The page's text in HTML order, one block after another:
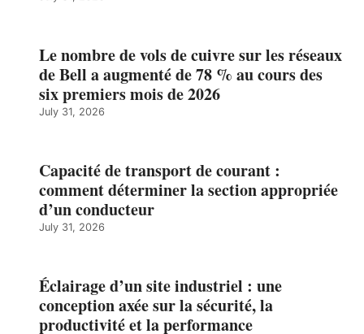
Le nombre de vols de cuivre sur les réseaux
de Bell a augmenté de 78 % au cours des
six premiers mois de 2026
July 31, 2026
Capacité de transport de courant :
comment déterminer la section appropriée
d’un conducteur
July 31, 2026
Éclairage d’un site industriel : une
conception axée sur la sécurité, la
productivité et la performance